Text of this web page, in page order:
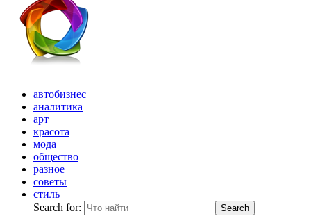
автобизнес
аналитика
арт
красота
мода
общество
разное
советы
стиль
Search for:
Search